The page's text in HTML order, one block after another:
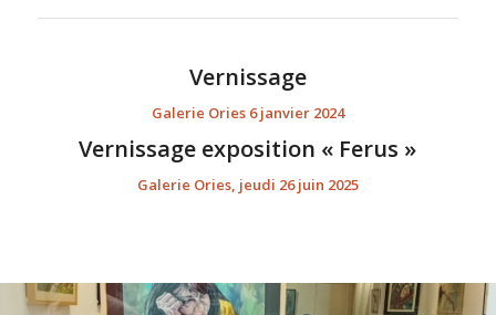
Vernissage
Galerie Ories 6 janvier 2024
Vernissage exposition « Ferus »
Galerie Ories, jeudi 26 juin 2025